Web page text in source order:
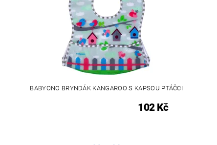
BABYONO BRYNDÁK KANGAROO S KAPSOU PTÁČCI
102 Kč